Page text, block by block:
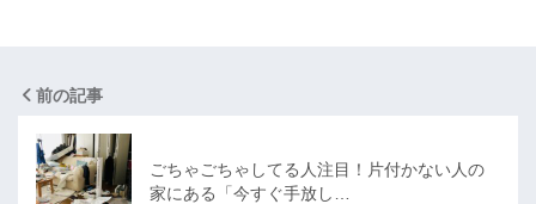
前の記事
ごちゃごちゃしてる人注目！片付かない人の
家にある「今すぐ手放し…